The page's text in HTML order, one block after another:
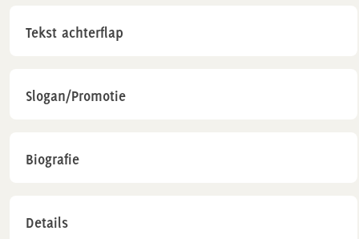
Tekst achterflap
Slogan/Promotie
Biografie
Details